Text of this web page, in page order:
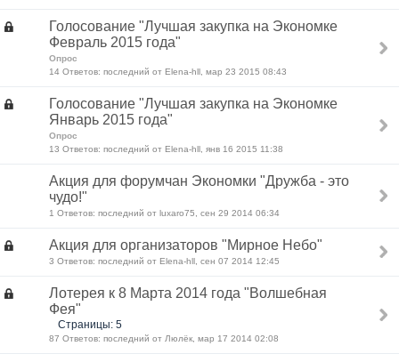
Голосование "Лучшая закупка на Экономке
Февраль 2015 года"
Опрос
14 Ответов: последний от Elena-hll, мар 23 2015 08:43
Голосование "Лучшая закупка на Экономке
Январь 2015 года"
Опрос
13 Ответов: последний от Elena-hll, янв 16 2015 11:38
Акция для форумчан Экономки "Дружба - это
чудо!"
1 Ответов: последний от luxaro75, сен 29 2014 06:34
Акция для организаторов "Мирное Небо"
3 Ответов: последний от Elena-hll, сен 07 2014 12:45
Лотерея к 8 Марта 2014 года "Волшебная
Фея"
Страницы: 5
87 Ответов: последний от Люлёк, мар 17 2014 02:08